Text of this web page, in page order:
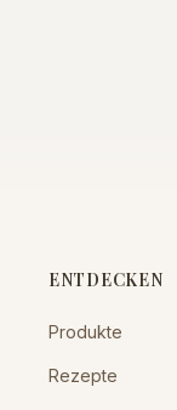
ENTDECKEN
Produkte
Rezepte